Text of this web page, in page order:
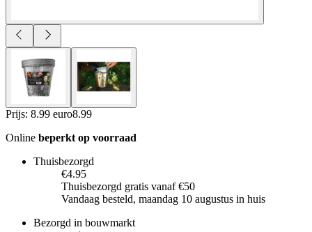
Prijs: 8.99 euro8.99
Online beperkt op voorraad
Thuisbezorgd
€4.95
Thuisbezorgd gratis vanaf €50
Vandaag besteld, maandag 10 augustus in huis
Bezorgd in bouwmarkt